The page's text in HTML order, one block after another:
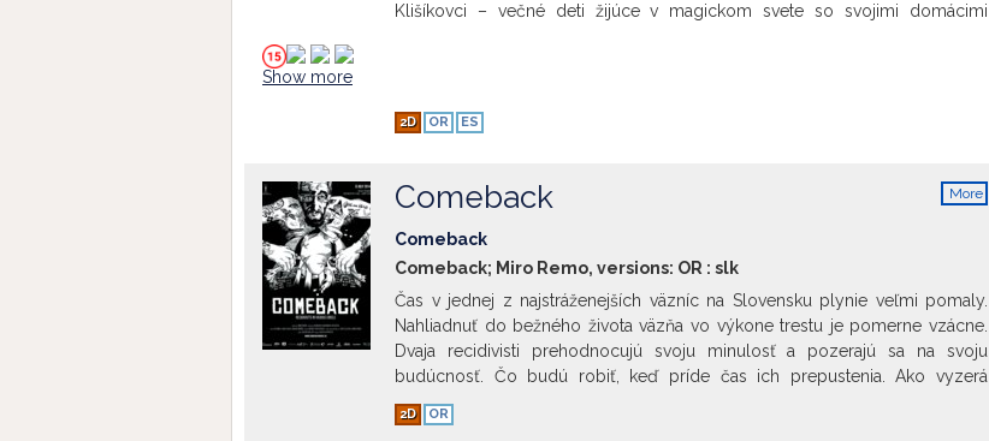
Klišíkovci – večné deti žijúce v magickom svete so svojimi domácimi
hlavu. Franta sníva o úniku, o lietaní, o svete za múrmi, ktoré ho zväzujú.
Ondra zostáva zakorenený v tom, čo dobre pozná. Je vôbec možné
divákov aj poroty na festivale v Karlových Varoch, odkiaľ si odniesla hlavnú
cenu.
Show more
2D OR ES
More
Comeback
Comeback
Comeback; Miro Remo, versions: OR : slk
Čas v jednej z najstráženejších väzníc na Slovensku plynie veľmi pomaly.
Nahliadnuť do bežného života väzňa vo výkone trestu je pomerne vzácne.
Dvaja recidivisti prehodnocujú svoju minulosť a pozerajú sa na svoju
budúcnosť. Čo budú robiť, keď príde čas ich prepustenia. Ako vyzerá
prepúšťací proces a čo čaká Zlatka a Mira vonku po mnohých rokoch? Bez
vzdelania, so záznamom v registri trestov. Komplikované rodinné zázemie a
2D OR